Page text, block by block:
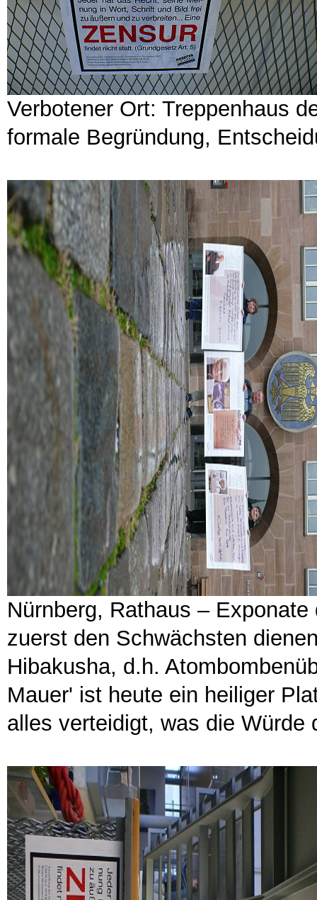
Verbotener Ort: Treppenhaus
formale Begründung,
Nürnberg, Rathaus –
zuerst den Schwächsten
Hibakusha, d.h.
Mauer' ist heute ein heiliger
alles verteidigt, was die Würde